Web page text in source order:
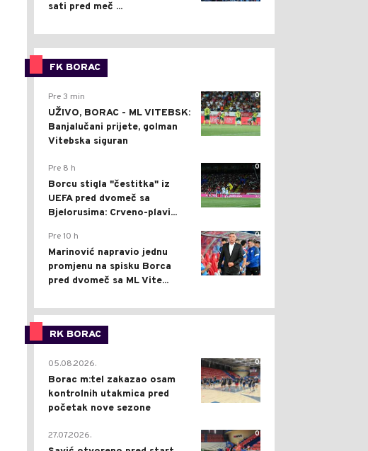
sati pred meč ...
FK BORAC
0
Pre 3 min
UŽIVO, BORAC - ML VITEBSK:
Banjalučani prijete, golman
Vitebska siguran
0
Pre 8 h
Borcu stigla "čestitka" iz
UEFA pred dvomeč sa
Bjelorusima: Crveno-plavi...
0
Pre 10 h
Marinović napravio jednu
promjenu na spisku Borca
pred dvomeč sa ML Vite...
RK BORAC
0
05.08.2026.
Borac m:tel zakazao osam
kontrolnih utakmica pred
početak nove sezone
0
27.07.2026.